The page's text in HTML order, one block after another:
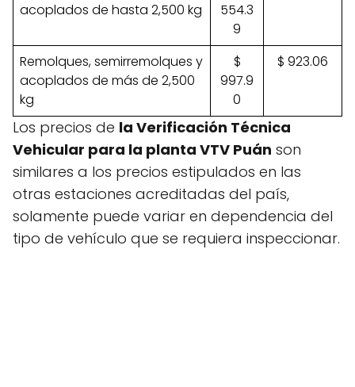
acoplados de hasta 2,500 kg
554.3
9
Remolques, semirremolques y
acoplados de más de 2,500
kg
$
997.9
0
$ 923.06
Los precios de la Verificación Técnica
Vehicular para la planta VTV Puán son
similares a los precios estipulados en las
otras estaciones acreditadas del país,
solamente puede variar en dependencia del
tipo de vehículo que se requiera inspeccionar.